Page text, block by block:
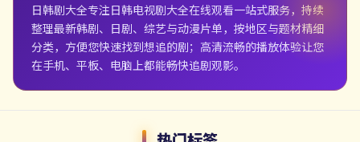
日韩剧大全专注日韩电视剧大全在线观看一站式服务，持续
整理最新韩剧、日剧、综艺与动漫片单，按地区与题材精细
分类，方便您快速找到想追的剧；高清流畅的播放体验让您
在手机、平板、电脑上都能畅快追剧观影。